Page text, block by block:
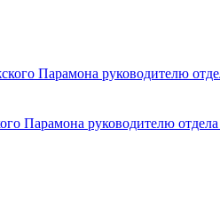
Парамона руководителю